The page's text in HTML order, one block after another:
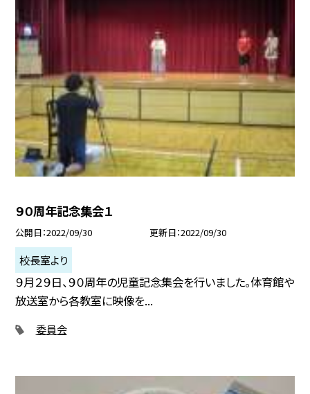
９０周年記念集会１
公開日 2022/09/30 更新日 2022/09/30
校長室より
９月２９日、９０周年の児童記念集会を行いました。体育館や
放送室から各教室に映像を...
委員会